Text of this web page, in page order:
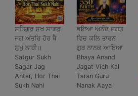
ਸਤਿਗੁਰੁ ਸੁਖ ਸਾਗਰੁ
ਜਗ ਅੰਤਰਿ ਹੋਰ ਥੈ
ਸੁਖੁ ਨਾਹੀ॥
Satgur Sukh
Sagar Jag
Antar, Hor Thai
Sukh Nahi
ਭਇਆ ਅਨੰਦ ਜਗਤੁ
ਵਿਚ ਕਲਿ ਤਾਰਨ
ਗੁਰ ਨਾਨਕ ਆਇਆ
Bhaya Anand
Jagat Vich Kal
Taran Guru
Nanak Aaya